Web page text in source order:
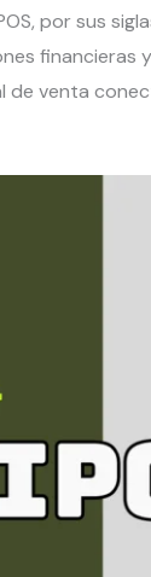
por sus
financieras
de venta